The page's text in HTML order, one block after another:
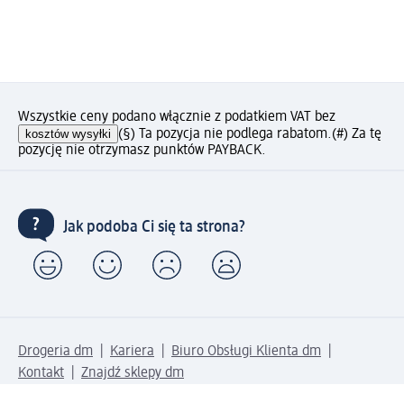
Wszystkie ceny podano włącznie z podatkiem VAT bez
kosztów wysyłki (§) Ta pozycja nie podlega rabatom.(#) Za tę
pozycję nie otrzymasz punktów PAYBACK.
Jak podoba Ci się ta strona?
Drogeria dm Kariera
Biuro Obsługi Klienta dm
Kontakt
Znajdź sklepy dm